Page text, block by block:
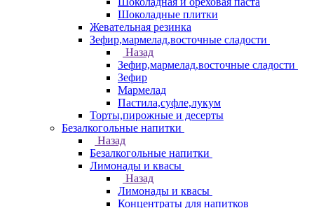
Шоколадные плитки
Жевательная резинка
Зефир,мармелад,восточные сладости
Назад
Зефир,мармелад,восточные сладости
Зефир
Мармелад
Пастила,суфле,лукум
Торты,пирожные и десерты
Безалкогольные напитки
Назад
Безалкогольные напитки
Лимонады и квасы
Назад
Лимонады и квасы
Концентраты для напитков